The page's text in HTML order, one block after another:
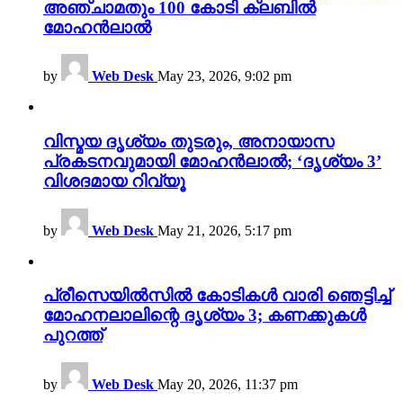
അഞ്ചാമതും 100 കോടി ക്ലബിൽ
മോഹൻലാൽ
by Web Desk May 23, 2026, 9:02 pm
വിസ്മയ ദൃശ്യം തുടരും, അനായാസ
പ്രകടനവുമായി മോഹൻലാൽ; ‘ദൃശ്യം 3’
വിശദമായ റിവ്യൂ
by Web Desk May 21, 2026, 5:17 pm
പ്രീസെയിൽസിൽ കോടികൾ വാരി ഞെട്ടിച്ച്
മോഹനലാലിന്റെ ദൃശ്യം 3; കണക്കുകൾ
പുറത്ത്
by Web Desk May 20, 2026, 11:37 pm